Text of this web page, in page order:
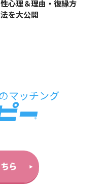
性心理＆理由・復縁方
法を大公開